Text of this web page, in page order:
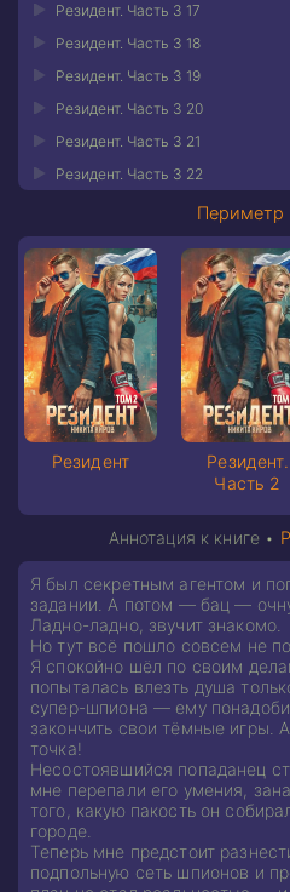
Резидент. Часть 3 17
Резидент. Часть 3 18
Резидент. Часть 3 19
Резидент. Часть 3 20
Резидент. Часть 3 21
Резидент. Часть 3 22
Периметр
Резидент
Резидент.
Часть 2
Аннотация к книге •
Я был секретным агентом и
задании. А потом — бац —
Ладно-ладно, звучит знакомо.
Но тут всё пошло совсем не
Я спокойно шёл по своим
попыталась влезть душа
супер-шпиона — ему
закончить свои тёмные игры.
точка!
Несостоявшийся попаданец
мне перепали его умения,
того, какую пакость он
городе.
Теперь мне предстоит
подпольную сеть шпионов и